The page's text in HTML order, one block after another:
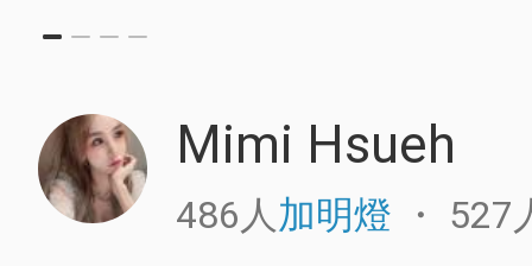
Mimi Hsueh
486人加明燈 ・ 527